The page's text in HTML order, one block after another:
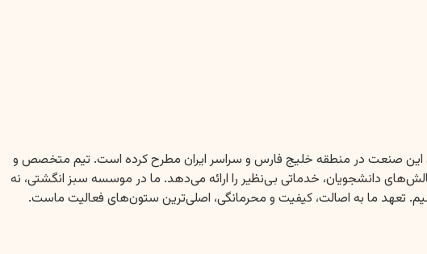
این صنعت در منطقه خلیج فارس و سراسر ایران مطرح کرده است. تیم متخصص و
دانشجویان، خدماتی بی‌نظیر را ارائه می‌دهد. ما در موسسه سبز انگشتی، نه
تعهد ما به اصالت، کیفیت و محرمانگی، اصلی‌ترین ستون‌های فعالیت ماست.